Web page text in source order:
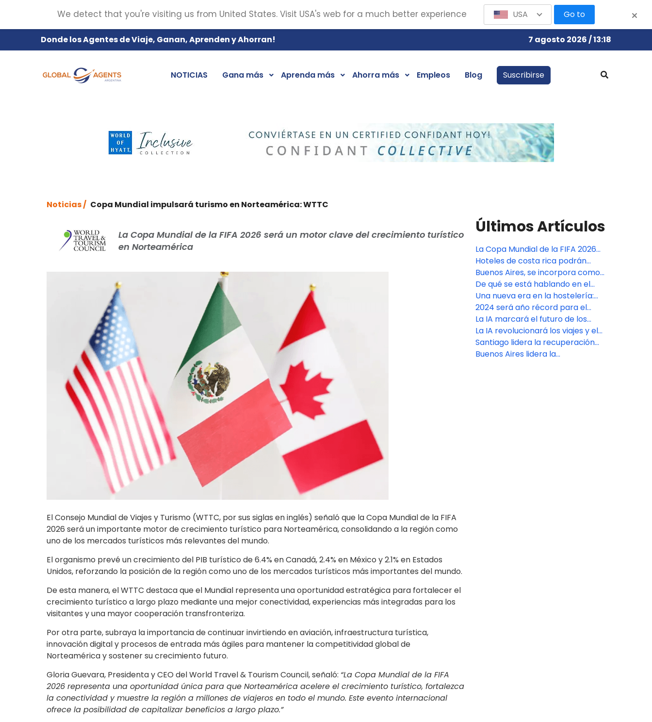
Donde los Agentes de Viaje, Ganan, Aprenden y Ahorran! 7 agosto 2026 / 13:18
NOTICIAS Gana más Aprenda más Ahorra más Empleos Blog Suscribirse
Noticias / Copa Mundial impulsará turismo en Norteamérica: WTTC
La Copa Mundial de la FIFA 2026 será un motor clave del crecimiento turístico
en Norteamérica
El Consejo Mundial de Viajes y Turismo (WTTC, por sus siglas en inglés) señaló que la Copa Mundial de la FIFA
2026 será un importante motor de crecimiento turístico para Norteamérica, consolidando a la región como
uno de los mercados turísticos más relevantes del mundo.
El organismo prevé un crecimiento del PIB turístico de 6.4% en Canadá, 2.4% en México y 2.1% en Estados
Unidos, reforzando la posición de la región como uno de los mercados turísticos más importantes del mundo.
De esta manera, el WTTC destaca que el Mundial representa una oportunidad estratégica para fortalecer el
crecimiento turístico a largo plazo mediante una mejor conectividad, experiencias más integradas para los
visitantes y una mayor cooperación transfronteriza.
Por otra parte, subraya la importancia de continuar invirtiendo en aviación, infraestructura turística,
innovación digital y procesos de entrada más ágiles para mantener la competitividad global de
Norteamérica y sostener su crecimiento futuro.
Gloria Guevara, Presidenta y CEO del World Travel & Tourism Council, señaló: “La Copa Mundial de la FIFA
2026 representa una oportunidad única para que Norteamérica acelere el crecimiento turístico, fortalezca
la conectividad y muestre la región a millones de viajeros en todo el mundo. Este evento internacional
ofrece la posibilidad de capitalizar beneficios a largo plazo.”
Últimos Artículos
La Copa Mundial de la FIFA 2026
establece un nuevo punto de
referencia para viajes
transfronterizos confiables y
fluidos
Hoteles de costa rica podrán
implementar los conceptos
básicos de sostenibilidad hotelera
de WTTC
Buenos Aires, se incorpora como
nuevo miembro del Consejo
Mundial de Viajes y Turismo
(WTTC)
De qué se está hablando en el
evento más influyente del turismo
Una nueva era en la hostelería:
5.000 hoteles de todo el mundo
adoptan los Principios Básicos de
Sostenibilidad Hotelera del WTTC
2024 será año récord para el
turismo, según el WTTC
La IA marcará el futuro de los
viajes y el turismo, según el WTTC
La IA revolucionará los viajes y el
turismo, según el último informe
del WTTC
Santiago lidera la recuperación
del sector de viajes y turismo en
Buenos Aires lidera la
We detect that you're visiting us from United States. Visit USA's web for a much better experience USA Go to